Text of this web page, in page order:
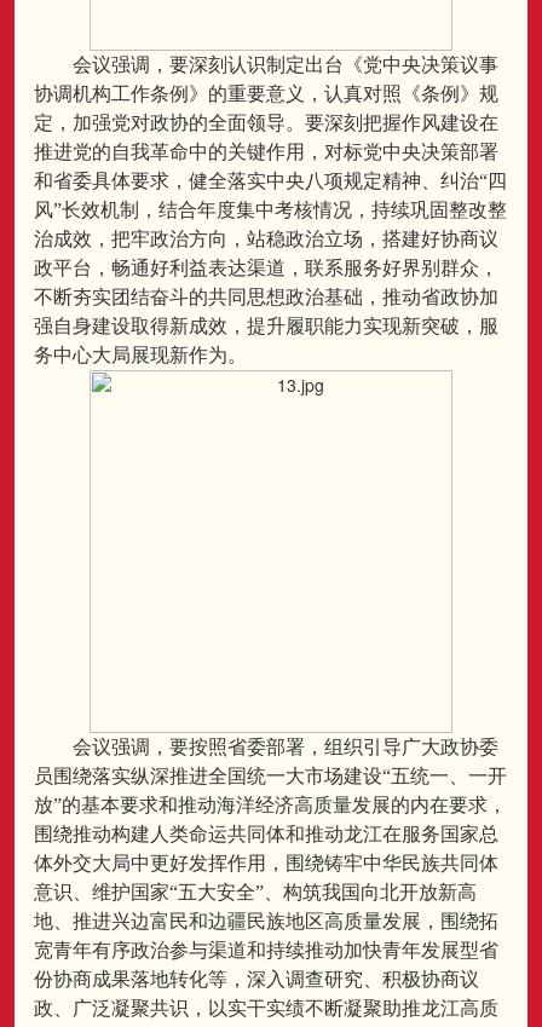
会议强调，要深刻认识制定出台《党中央决策议事
协调机构工作条例》的重要意义，认真对照《条例》规
定，加强党对政协的全面领导。要深刻把握作风建设在
推进党的自我革命中的关键作用，对标党中央决策部署
和省委具体要求，健全落实中央八项规定精神、纠治“四
风”长效机制，结合年度集中考核情况，持续巩固整改整
治成效，把牢政治方向，站稳政治立场，搭建好协商议
政平台，畅通好利益表达渠道，联系服务好界别群众，
不断夯实团结奋斗的共同思想政治基础，推动省政协加
强自身建设取得新成效，提升履职能力实现新突破，服
务中心大局展现新作为。
会议强调，要按照省委部署，组织引导广大政协委
员围绕落实纵深推进全国统一大市场建设“五统一、一开
放”的基本要求和推动海洋经济高质量发展的内在要求，
围绕推动构建人类命运共同体和推动龙江在服务国家总
体外交大局中更好发挥作用，围绕铸牢中华民族共同体
意识、维护国家“五大安全”、构筑我国向北开放新高
地、推进兴边富民和边疆民族地区高质量发展，围绕拓
宽青年有序政治参与渠道和持续推动加快青年发展型省
份协商成果落地转化等，深入调查研究、积极协商议
政、广泛凝聚共识，以实干实绩不断凝聚助推龙江高质